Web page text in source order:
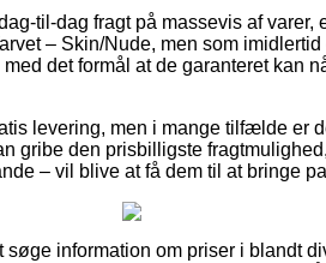
til-dag fragt på massevis af varer,
– Skin/Nude, men som
det formål at de garanteret kan
levering, men i mange tilfælde er
gribe den prisbilligste
– vil blive at få dem til at bringe
information om priser i blandt